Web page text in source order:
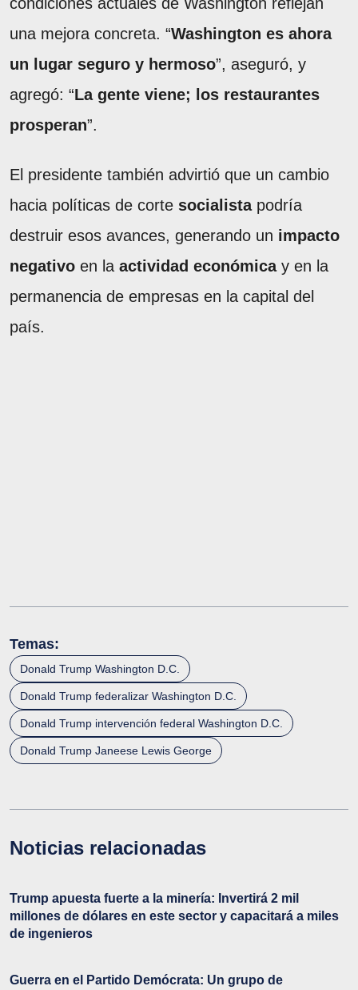
una mejora concreta. “Washington es ahora
un lugar seguro y hermoso”, aseguró, y
agregó: “La gente viene; los restaurantes
prosperan”.
El presidente también advirtió que un cambio
hacia políticas de corte socialistapodría
destruir esos avances, generando un impacto
negativo en la actividad económicay en la
permanencia de empresas en la capital del
país.
Temas:
Donald Trump Washington D.C.
Donald Trump federalizar Washington D.C.
Donald Trump intervención federal Washington D.C.
Donald Trump Janeese Lewis George
Noticias relacionadas
Trump apuesta fuerte a la minería: Invertirá 2 mil
millones de dólares en este sector y capacitará a miles
de ingenieros
Guerra en el Partido Demócrata: Un grupo de